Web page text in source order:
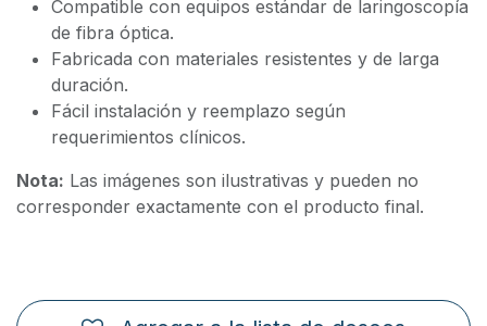
Compatible con equipos estándar de laringoscopía
de fibra óptica.
Fabricada con materiales resistentes y de larga
duración.
Fácil instalación y reemplazo según
requerimientos clínicos.
Nota: Las imágenes son ilustrativas y pueden no
corresponder exactamente con el producto final.